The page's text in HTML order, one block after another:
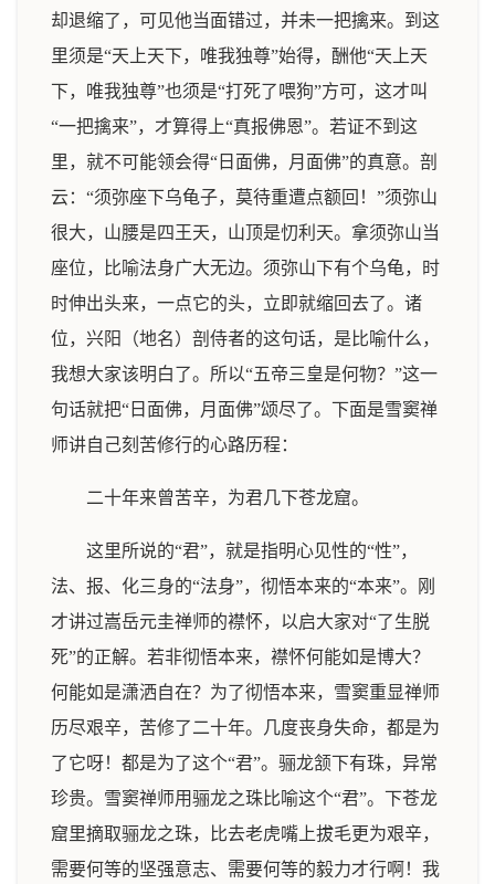
却退缩了，可见他当面错过，并未一把擒来。到这
里须是“天上天下，唯我独尊”始得，酬他“天上天
下，唯我独尊”也须是“打死了喂狗”方可，这才叫
“一把擒来”，才算得上“真报佛恩”。若证不到这
里，就不可能领会得“日面佛，月面佛”的真意。剖
云：“须弥座下乌龟子，莫待重遭点额回！”须弥山
很大，山腰是四王天，山顶是忉利天。拿须弥山当
座位，比喻法身广大无边。须弥山下有个乌龟，时
时伸出头来，一点它的头，立即就缩回去了。诸
位，兴阳（地名）剖侍者的这句话，是比喻什么，
我想大家该明白了。所以“五帝三皇是何物？”这一
句话就把“日面佛，月面佛”颂尽了。下面是雪窦禅
师讲自己刻苦修行的心路历程：
二十年来曾苦辛，为君几下苍龙窟。
这里所说的“君”，就是指明心见性的“性”，
法、报、化三身的“法身”，彻悟本来的“本来”。刚
才讲过嵩岳元圭禅师的襟怀，以启大家对“了生脱
死”的正解。若非彻悟本来，襟怀何能如是博大？
何能如是潇洒自在？为了彻悟本来，雪窦重显禅师
历尽艰辛，苦修了二十年。几度丧身失命，都是为
了它呀！都是为了这个“君”。骊龙颔下有珠，异常
珍贵。雪窦禅师用骊龙之珠比喻这个“君”。下苍龙
窟里摘取骊龙之珠，比去老虎嘴上拔毛更为艰辛，
需要何等的坚强意志、需要何等的毅力才行啊！我